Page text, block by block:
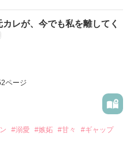
レが、今でも私を離してく
ページ
#溺愛 #嫉妬 #甘々 #ギャップ